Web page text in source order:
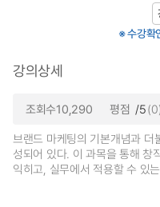
※ 수강확
강의상세
조회수10,290 평점 /5
브랜드 마케팅의 기본개념과
성되어 있다. 이 과목을 통해 창
익히고, 실무에서 적용할 수 있